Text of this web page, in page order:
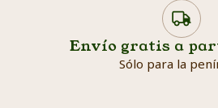
Envío gratis a
Sólo para la